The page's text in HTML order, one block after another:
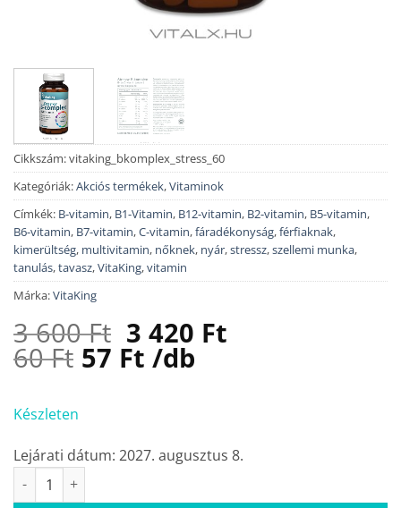
Cikkszám:vitaking_bkomplex_stress_60
Kategóriák:Akciós termékek,Vitaminok
Címkék: B-vitamin, B1-Vitamin, B12-vitamin, B2-vitamin, B5-vitamin,
B6-vitamin, B7-vitamin,C-vitamin,fáradékonyság,férfiaknak,
kimerültség, multivitamin, nőknek, nyár,stressz,szellemi munka,
tanulás,tavasz,VitaKing,vitamin
Márka:VitaKing
3 600Ft Original
price
3 420 FtCurrent
60Ft 57 Ft /db
Készleten
Lejárati dátum: 2027. augusztus 8.
Stressz B-komplex + C500 (60 tabletta) mennyiség